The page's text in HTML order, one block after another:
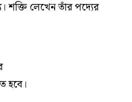
শক্তি লেখেন তাঁর পদ্যের
হবে।